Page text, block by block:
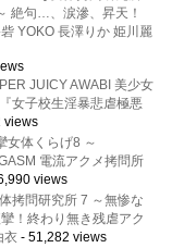
絶句…、涙滲、昇天！
YOKO 長澤りか 姫川麗
JUICY AWABI 美少女
女子校生淫暴悲虐極悪
views
女体くらげ8 ～
電流アクメ拷問所
views
拷問研究所 7 ～無惨な
！終わり無き残虐アク
衣- 51,282 views